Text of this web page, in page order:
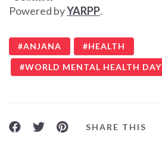
பயன்படுத்தலாமா?
Powered byYARPP.
ANJANA HEALTH
WORLD MENTAL HEALTH DAY
SHARE THIS